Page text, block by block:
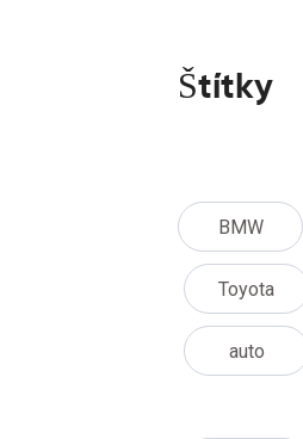
Štítky
BMW
Toyota
auto